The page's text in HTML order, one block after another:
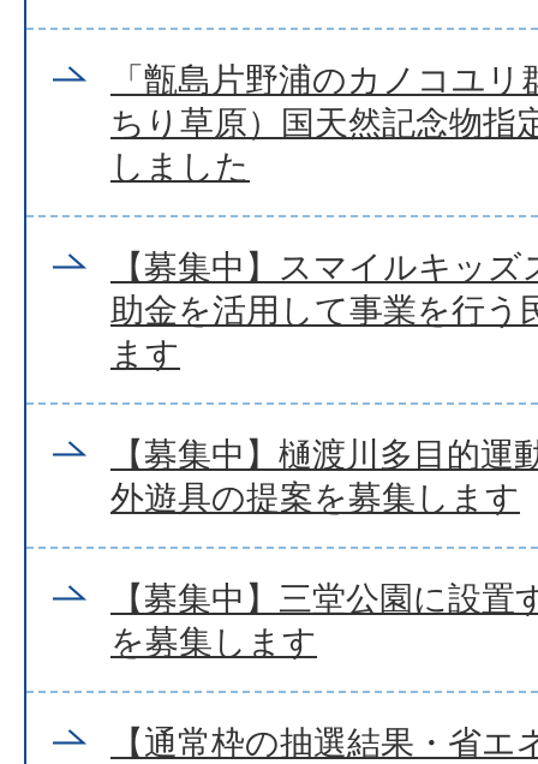
「甑島片野浦のカノコユ
ちり草原）国天然記念物指
しました
【募集中】スマイルキッ
助金を活用して事業を行う
ます
【募集中】樋渡川多目的
外遊具の提案を募集します
【募集中】三堂公園に設
を募集します
【通常枠の抽選結果・省